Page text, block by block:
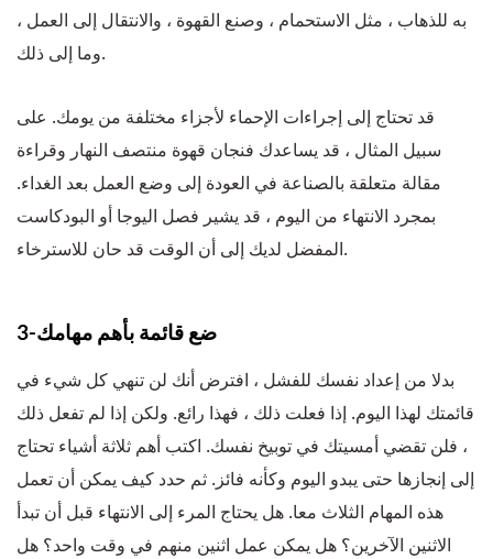
به للذهاب ، مثل الاستحمام ، وصنع القهوة ، والانتقال إلى العمل ،
وما إلى ذلك.
قد تحتاج إلى إجراءات الإحماء لأجزاء مختلفة من يومك. على
سبيل المثال ، قد يساعدك فنجان قهوة منتصف النهار وقراءة
مقالة متعلقة بالصناعة في العودة إلى وضع العمل بعد الغداء.
بمجرد الانتهاء من اليوم ، قد يشير فصل اليوجا أو البودكاست
المفضل لديك إلى أن الوقت قد حان للاسترخاء.
3-ضع قائمة بأهم مهامك
بدلا من إعداد نفسك للفشل ، افترض أنك لن تنهي كل شيء في
قائمتك لهذا اليوم. إذا فعلت ذلك ، فهذا رائع. ولكن إذا لم تفعل ذلك
، فلن تقضي أمسيتك في توبيخ نفسك. اكتب أهم ثلاثة أشياء تحتاج
إلى إنجازها حتى يبدو اليوم وكأنه فائز. ثم حدد كيف يمكن أن تعمل
هذه المهام الثلاث معا. هل يحتاج المرء إلى الانتهاء قبل أن تبدأ
الاثنين الآخرين؟ هل يمكن عمل اثنين منهم في وقت واحد؟ هل